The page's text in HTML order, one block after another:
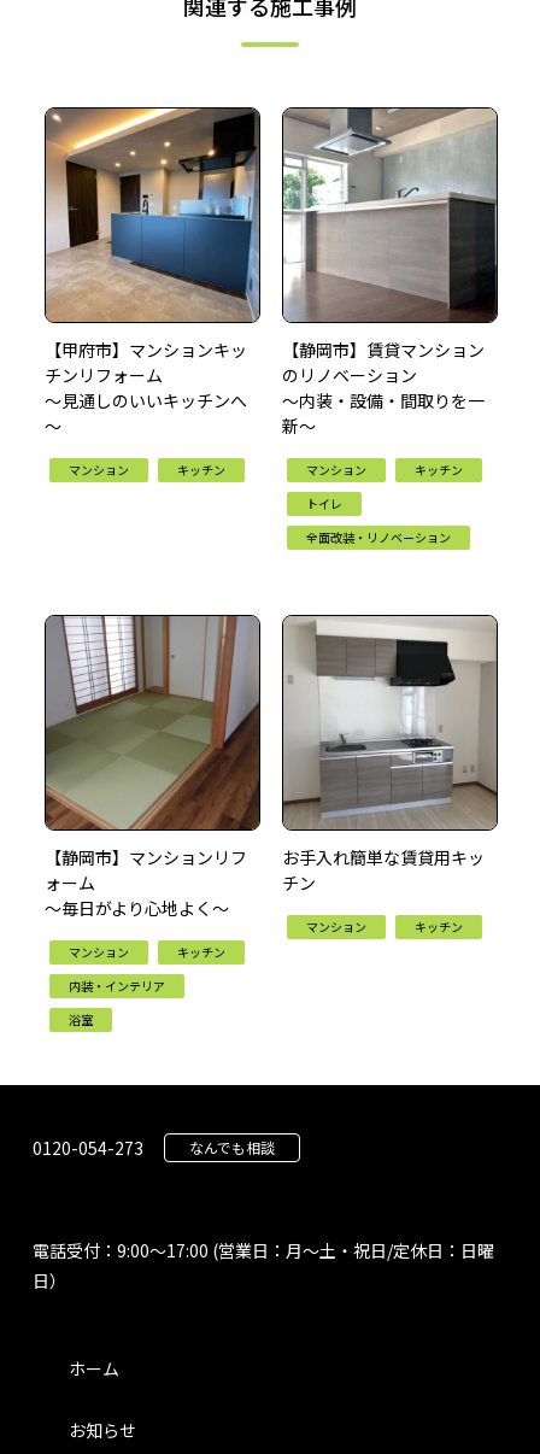
【甲府市】マンションキッ
チンリフォーム
～見通しのいいキッチンへ
～
マンション キッチン
【静岡市】賃貸マンション
のリノベーション
～内装・設備・間取りを一
新～
マンション
キッチン
トイレ
全面改装・リノベーション
【静岡市】マンションリフ
ォーム
～毎日がより心地よく～
マンション
キッチン
内装・インテリア
浴室
お手入れ簡単な賃貸用キッ
チン
マンション キッチン
0120-054-273 なんでも相談
電話受付：9:00～17:00 (営業日：月～土・祝日/定休日：日曜
日）
ホーム
お知らせ